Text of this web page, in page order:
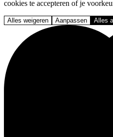
cookies te accepteren of je
Alles weigeren Aanpassen Alles